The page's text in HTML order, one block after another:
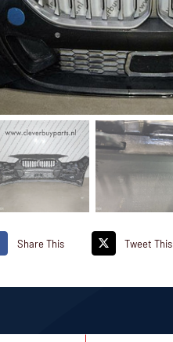
Share This Tweet This